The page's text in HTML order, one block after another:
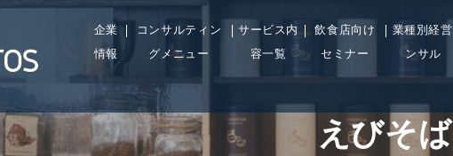
企業
情報
コンサルティン
グメニュー
サービス内
容一覧
飲食店向け
セミナー
業種別経
ンサル
えびそば